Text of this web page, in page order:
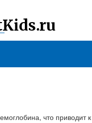
что приводит к